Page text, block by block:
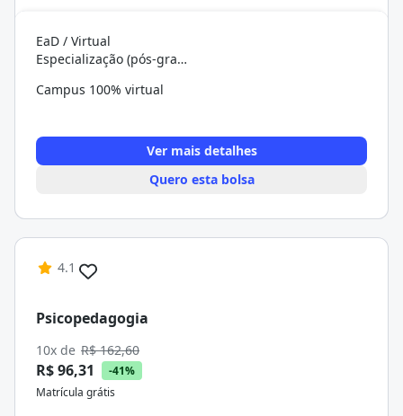
EaD / Virtual
Especialização (pós-graduação)
Campus 100% virtual
Ver mais detalhes
Quero esta bolsa
4.1
Psicopedagogia
10x de R$ 162,60
R$ 96,31
-41%
Matrícula grátis